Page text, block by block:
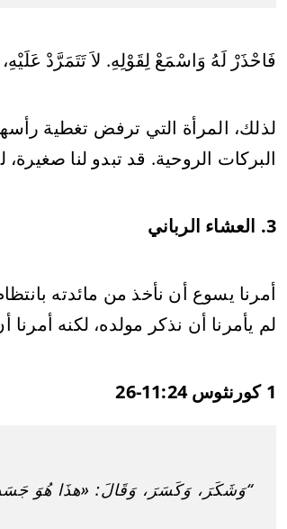
فَاحْذَرْ لَهُ وَاسْمَعْ لِقَوْلِهِ. لاَ تَتَمَرَّدْ
لذلك، المرأة التي ترفض تغطية
البركات الروحية. قد تبدو لنا صغيرة،
3. العشاء الرباني
أمرنا يسوع أن نأخذ من مائدته
لم يأمرنا أن نذكر مولده، لكنه
1 كورنثوس 11:24-26
“وَشَكَرَ، وَكَسَرَ، وَقَالَ: «هذَا هُوَ